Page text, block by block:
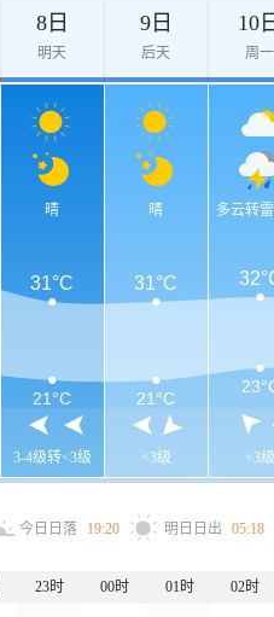
8日
明天
9日
后天
10
周一
晴
3-4级转<3级
晴
<3级
多云转
<3级
31°C
31°C
21°C 21°C
今日日落 19:20 明日日出 05:18
23时 00时 01时 02时